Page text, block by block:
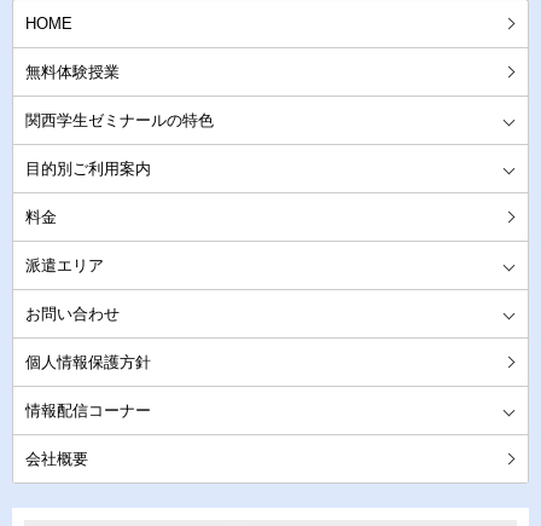
HOME
無料体験授業
関西学生ゼミナールの特色
安心の指導法・受講形態
万全のアフターフォロー
圧倒的な教師の質の高さ
先生のご紹介
お客様満足度100%の理由
目的別ご利用案内
当家庭教師センターの中学受験対策
当家庭教師センターの高校受験対策
当家庭教師センターの大学受験対策
定期テスト対策
成績不振
不登校や障害をお持ちのお子様
塾からの乗り換え
他の家庭教師でお悩みの方
料金
派遣エリア
大阪への家庭教師派遣
兵庫への家庭教師派遣
京都への家庭教師派遣
奈良への家庭教師派遣
お問い合わせ
お問い合わせ・資料請求
無料体験授業へのお申込み
先生登録
個人情報保護方針
情報配信コーナー
リンク集 役立つ情報満載です
大阪の高校情報をご紹介
兵庫の高校情報をご紹介
京都の高校情報をご紹介
奈良の高校情報をご紹介
小学生の保護者様のお声
中学生の保護者様のお声
高校生の保護者様のお声
会社概要